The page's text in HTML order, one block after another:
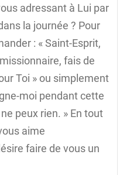
adressant à Lui par
la journée ? Pour
: « Saint-Esprit,
fais de
Toi » ou simplement
moi pendant cette
peux rien. » En tout
aime
faire de vous un